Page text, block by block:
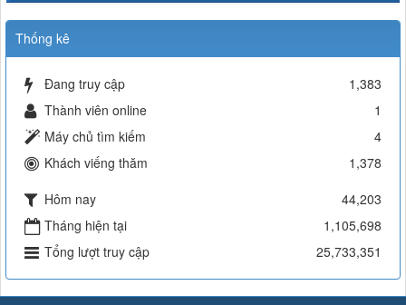
Thống kê
Đang truy cập
1,383
Thành viên online
1
Máy chủ tìm kiếm
4
Khách viếng thăm
1,378
Hôm nay
44,203
Tháng hiện tại
1,105,698
Tổng lượt truy cập
25,733,351